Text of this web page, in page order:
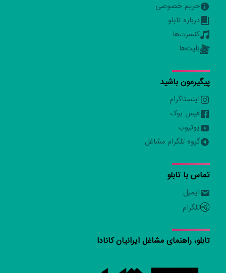
حریم خصوصی
درباره تابلو
کنسرت‌ها
بلیت‌ها
پیگیرمون باشید
اینستاگرام
فیس بوک
یوتیوب
گروه تلگرام مشاغل
تماس با تابلو
ایمیل
تلگرام
تابلو، راهنمای مشاغل ایرانیان کانادا